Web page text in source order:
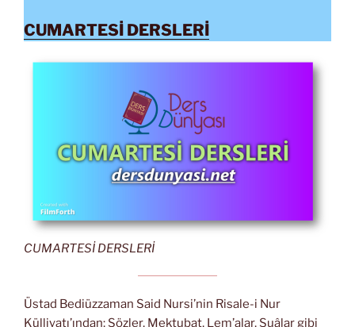
CUMARTESİ DERSLERİ
CUMARTESİ DERSLERİ
Üstad Bediüzzaman Said Nursi’nin Risale-i Nur
Külliyatı’ından; Sözler, Mektubat, Lem’alar, Şuâlar gibi